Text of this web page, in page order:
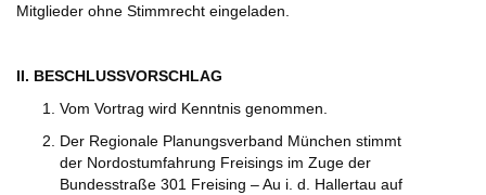
Mitglieder ohne Stimmrecht eingeladen.
II. BESCHLUSSVORSCHLAG
Vom Vortrag wird Kenntnis genommen.
Der Regionale Planungsverband München stimmt
der Nordostumfahrung Freisings im Zuge der
Bundesstraße 301 Freising – Au i. d. Hallertau auf